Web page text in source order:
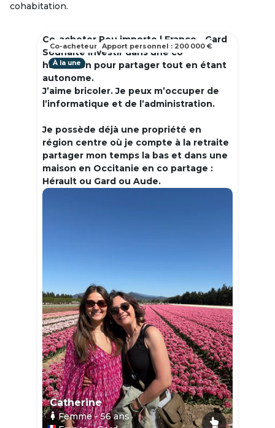
cohabitation.
Co-acheter Peu importe | France - Gard
Souhaite investir dans une co
habitation pour partager tout en étant
autonome.
J’aime bricoler. Je peux m’occuper de
l’informatique et de l’administration.
Je possède déjà une propriété en
région centre où je compte à la retraite
partager mon temps la bas et dans une
maison en Occitanie en co partage :
Hérault ou Gard ou Aude.
À la une
Catherine
Femme- 56ans
Co-acheteur Apport personnel : 200 000 €